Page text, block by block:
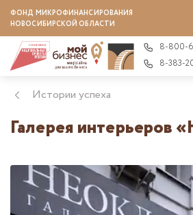
ФОНД МИКРОФИНАНСИРОВАНИЯ
НОВОСИБИРСКОЙ ОБЛАСТИ
8-800-
8-383-
Истории успеха
Галерея интерьеров